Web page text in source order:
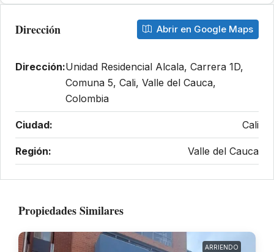
Dirección Abrir en Google Maps
Dirección:Unidad Residencial Alcala, Carrera 1D,
Comuna 5, Cali, Valle del Cauca,
Colombia
Ciudad: Cali
Región: Valle del Cauca
Propiedades Similares
ARRIENDO